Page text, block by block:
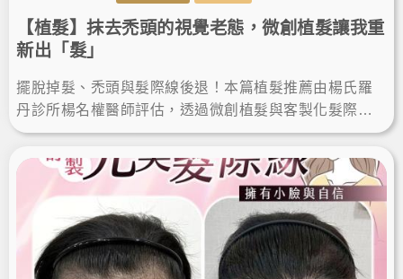
【植髮】抹去禿頭的視覺老態，微創植髮讓我重
新出「髮」
擺脫掉髮、禿頭與髮際線後退！本篇植髮推薦由楊氏羅
丹診所楊名權醫師評估，透過微創植髮與客製化髮際線
設計，解決高額頭植髮需求，術後重獲自然髮量與自
信。